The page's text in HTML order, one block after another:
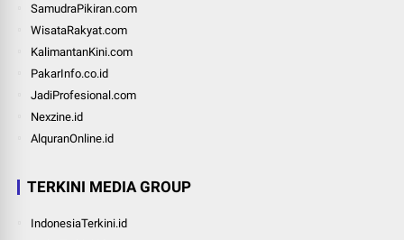
SamudraPikiran.com
WisataRakyat.com
KalimantanKini.com
PakarInfo.co.id
JadiProfesional.com
Nexzine.id
AlquranOnline.id
TERKINI MEDIA GROUP
IndonesiaTerkini.id